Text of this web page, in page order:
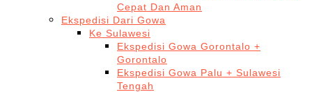
Cepat Dan Aman
Ekspedisi Dari Gowa
Ke Sulawesi
Ekspedisi Gowa Gorontalo +
Gorontalo
Ekspedisi Gowa Palu + Sulawesi
Tengah